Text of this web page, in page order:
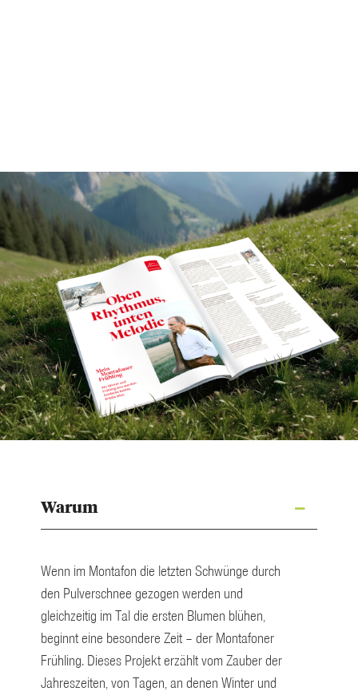
Warum
Wenn im Montafon die letzten Schwünge durch
den Pulverschnee gezogen werden und
gleichzeitig im Tal die ersten Blumen blühen,
beginnt eine besondere Zeit – der Montafoner
Frühling. Dieses Projekt erzählt vom Zauber der
Jahreszeiten, von Tagen, an denen Winter und